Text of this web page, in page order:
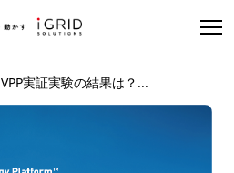
VPP実証実験の結果は？...